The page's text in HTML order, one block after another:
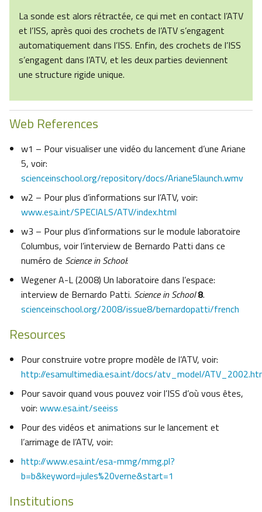
La sonde est alors rétractée, ce qui met en contact l’ATV
et l’ISS, après quoi des crochets de l’ATV s’engagent
automatiquement dans l’ISS. Enfin, des crochets de l’ISS
s’engagent dans l’ATV, et les deux parties deviennent
une structure rigide unique.
Web References
w1 – Pour visualiser une vidéo du lancement d’une Ariane
5, voir:
scienceinschool.org/repository/docs/Ariane5launch.wmv
w2 – Pour plus d’informations sur l’ATV, voir:
www.esa.int/SPECIALS/ATV/index.html
w3 – Pour plus d’informations sur le module laboratoire
Columbus, voir l’interview de Bernardo Patti dans ce
numéro de Science in School:
Wegener A-L (2008) Un laboratoire dans l’espace:
interview de Bernardo Patti. Science in School 8.
scienceinschool.org/2008/issue8/bernardopatti/french
Resources
Pour construire votre propre modèle de l’ATV, voir:
http://esamultimedia.esa.int/docs/atv_model/
Pour savoir quand vous pouvez voir l’ISS d’où vous êtes,
voir: www.esa.int/seeiss
Pour des vidéos et animations sur le lancement et
l’arrimage de l’ATV, voir:
http://www.esa.int/esa-mmg/mmg.pl?
b=b&keyword=jules%20verne&start=1
Institutions